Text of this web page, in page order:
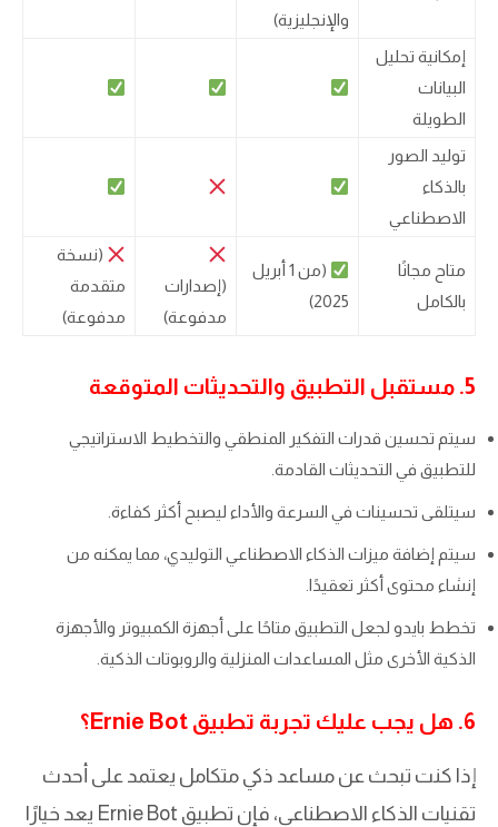
والإنجليزية)
إمكانية تحليل
البيانات
الطويلة
توليد الصور
بالذكاء
الاصطناعي
متاح مجانًا
بالكامل
(من 1 أبريل
2025)
(إصدارات
مدفوعة)
(نسخة
متقدمة
مدفوعة)
5. مستقبل التطبيق والتحديثات المتوقعة
سيتم تحسين قدرات التفكير المنطقي والتخطيط الاستراتيجي
للتطبيق في التحديثات القادمة.
سيتلقى تحسينات في السرعة والأداء ليصبح أكثر كفاءة.
سيتم إضافة ميزات الذكاء الاصطناعي التوليدي، مما يمكنه من
إنشاء محتوى أكثر تعقيدًا.
تخطط بايدو لجعل التطبيق متاحًا على أجهزة الكمبيوتر والأجهزة
الذكية الأخرى مثل المساعدات المنزلية والروبوتات الذكية.
6. هل يجب عليك تجربة تطبيق Ernie Bot؟
إذا كنت تبحث عن مساعد ذكي متكامل يعتمد على أحدث
تقنيات الذكاء الاصطناعي، فإن تطبيق Ernie Bot يعد خيارًا